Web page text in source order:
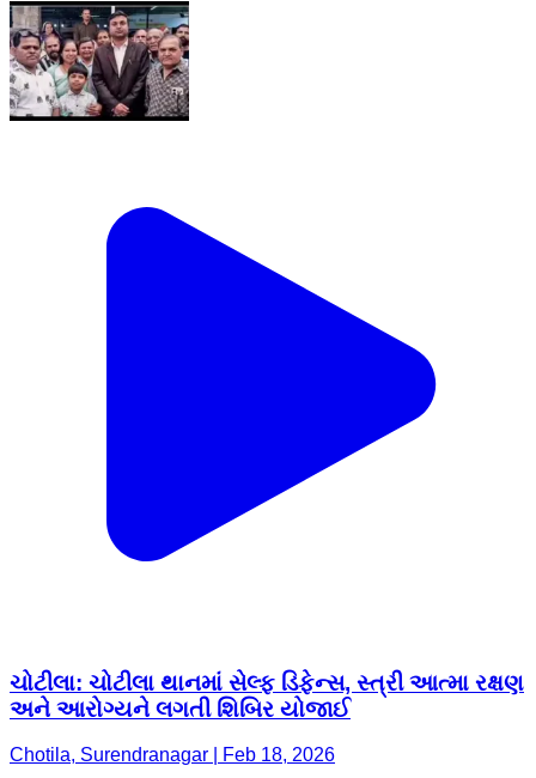
ચોટીલા: ચોટીલા થાનમાં સેલ્ફ ડિફેન્સ, સ્ત્રી આત્મા રક્ષણ
અને આરોગ્યને લગતી શિબિર યોજાઈ
Chotila, Surendranagar | Feb 18, 2026